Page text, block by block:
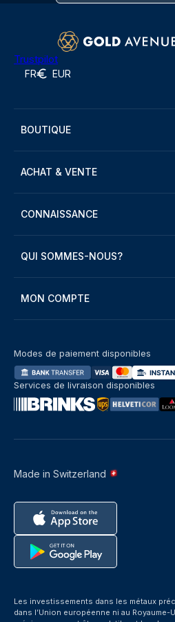
Trustpilot
FR EUR
BOUTIQUE
ACHAT & VENTE
CONNAISSANCE
QUI SOMMES-NOUS?
MON COMPTE
Made in Switzerland
Modes de paiement disponibles
Services de livraison disponibles
Les investissements dans les métaux
dans l’Union européenne ni au